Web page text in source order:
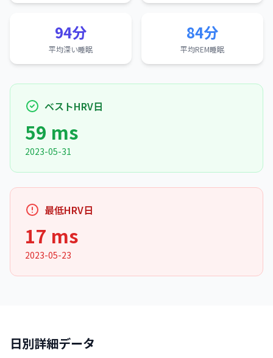
94分
平均深い睡眠
84分
平均REM睡眠
ベストHRV日
59 ms
2023-05-31
最低HRV日
17 ms
2023-05-23
日別詳細データ